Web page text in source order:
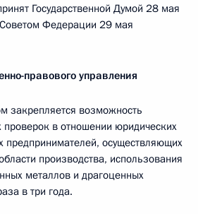
Государственной Думой 28 мая
Федерации 29 мая
правового управления
закрепляется возможность
в отношении юридических
предпринимателей, осуществляющих
производства, использования
металлов и драгоценных
в три года.